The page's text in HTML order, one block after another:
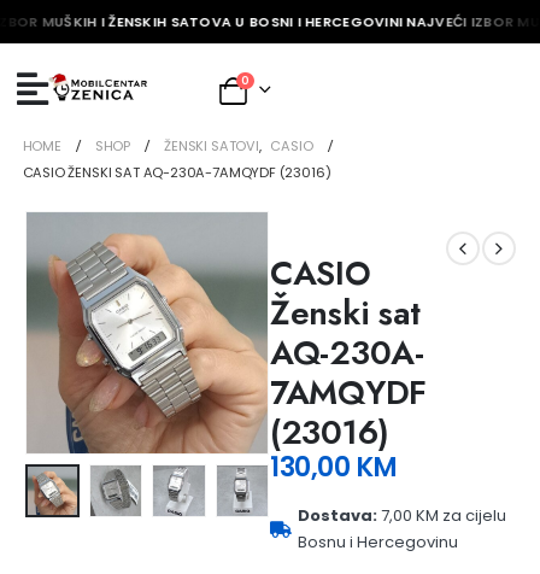
MUŠKIH I ŽENSKIH SATOVA U BOSNI I HERCEGOVINI NAJVEĆI IZBOR
0
HOME SHOP ŽENSKI SATOVI, CASIO
CASIO ŽENSKI SAT AQ-230A-7AMQYDF (23016)
CASIO
Ženski sat
AQ-230A-
7AMQYDF
(23016)
130,00 KM
Dostava:7,00 KM za cijelu
Bosnu i Hercegovinu